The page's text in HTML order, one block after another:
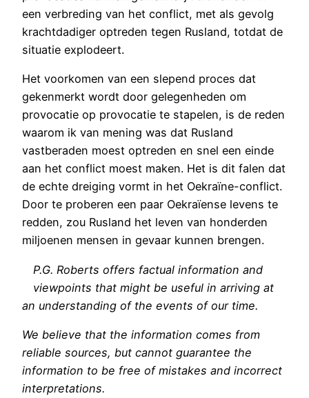
een verbreding van het conflict, met als gevolg
krachtdadiger optreden tegen Rusland, totdat de
situatie explodeert.
Het voorkomen van een slepend proces dat
gekenmerkt wordt door gelegenheden om
provocatie op provocatie te stapelen, is de reden
waarom ik van mening was dat Rusland
vastberaden moest optreden en snel een einde
aan het conflict moest maken. Het is dit falen dat
de echte dreiging vormt in het Oekraïne-conflict.
Door te proberen een paar Oekraïense levens te
redden, zou Rusland het leven van honderden
miljoenen mensen in gevaar kunnen brengen.
P.G. Roberts offers factual information and
viewpoints that might be useful in arriving at
an understanding of the events of our time.
We believe that the information comes from
reliable sources, but cannot guarantee the
information to be free of mistakes and incorrect
interpretations.